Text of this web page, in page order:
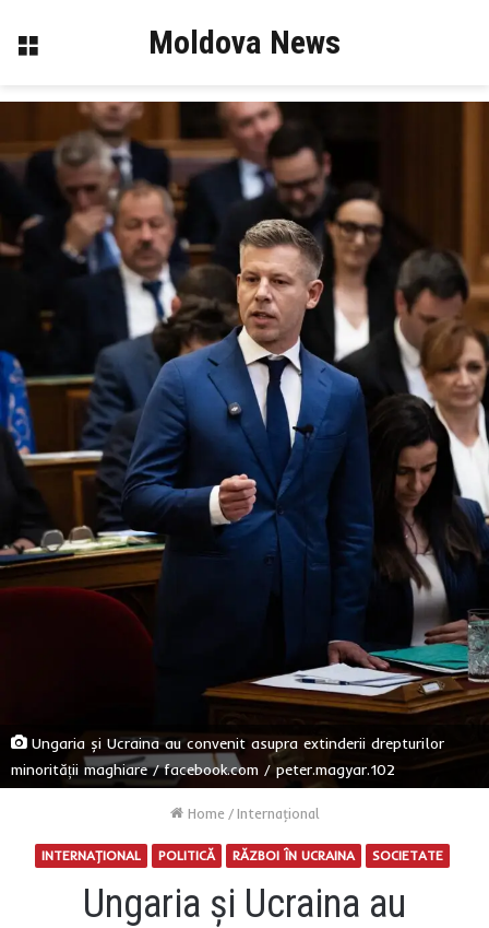
Menu Moldova News
Ungaria și Ucraina au convenit asupra extinderii drepturilor
minorității maghiare / facebook.com / peter.magyar.102
Home / Internaţional
INTERNAŢIONAL POLITICĂ RĂZBOI ÎN UCRAINA SOCIETATE
Ungaria și Ucraina au